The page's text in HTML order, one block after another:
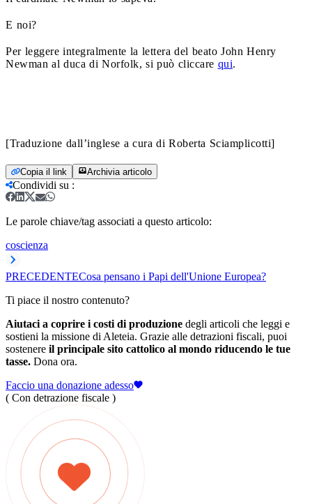
E noi?
Per leggere integralmente la lettera del beato John Henry
Newman al duca di Norfolk, si può cliccare qui.
[Traduzione dall’inglese a cura di Roberta Sciamplicotti]
Copia il link Archivia articolo
Condividi su :
Le parole chiave/tag associati a questo articolo:
coscienza
PRECEDENTECosa pensano i Papi dell'Unione Europea?
Ti piace il nostro contenuto?
Aiutaci a coprire i costi di produzione degli articoli che leggi e
sostieni la missione di Aleteia. Grazie alle detrazioni fiscali, puoi
sostenere il principale sito cattolico al mondo riducendo le tue
tasse. Dona ora.
Faccio una donazione adesso
( Con detrazione fiscale )